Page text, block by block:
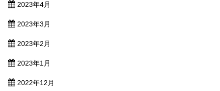
2023年4月
2023年3月
2023年2月
2023年1月
2022年12月